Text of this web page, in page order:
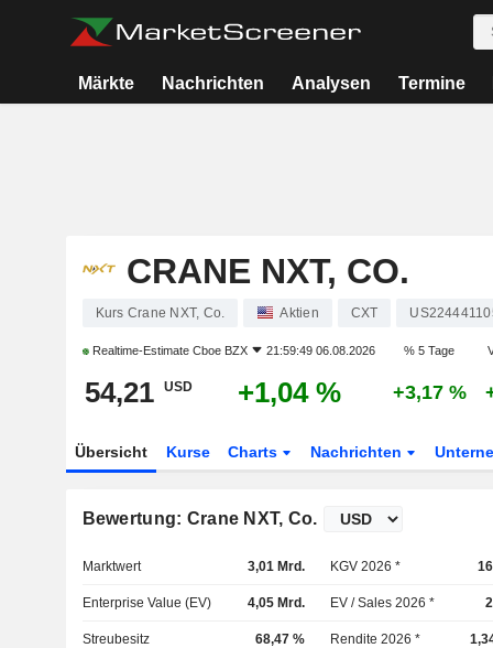
Märkte Nachrichten Analysen Termine
CRANE NXT, CO.
Kurs Crane NXT, Co. Aktien CXT
Realtime-Estimate Cboe BZX 21:59:49 06.08.2026 % 5 Tage
54,21 USD +1,04 % +3,17 %
Übersicht Kurse Charts Nachrichten
Bewertung: Crane NXT, Co.
Marktwert 3,01 Mrd. KGV 2026 *
Enterprise Value (EV) 4,05 Mrd. EV / Sales 2026 *
Streubesitz 68,47 % Rendite 2026 *